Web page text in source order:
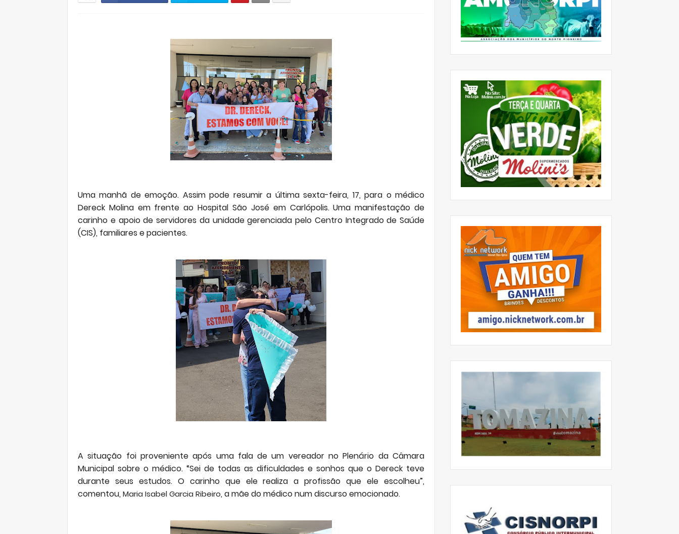
Uma manhã de emoção. Assim pode resumir a última sexta-feira, 17, para o médico
Dereck Molina em frente ao Hospital São José em Carlópolis. Uma manifestação de
carinho e apoio de servidores da unidade gerenciada pelo Centro Integrado de Saúde
(CIS), familiares e pacientes.
A situação foi proveniente após uma fala de um vereador no Plenário da Câmara
Municipal sobre o médico. “Sei de todas as dificuldades e sonhos que o Dereck teve
durante seus estudos. O carinho que ele realiza a profissão que ele escolheu”,
comentou, Maria Isabel Garcia Ribeiro, a mãe do médico num discurso emocionado.